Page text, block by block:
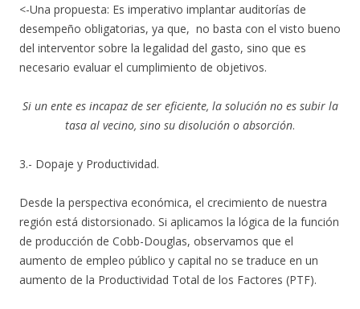
<-Una propuesta: Es imperativo implantar auditorías de
desempeño obligatorias, ya que, no basta con el visto bueno
del interventor sobre la legalidad del gasto, sino que es
necesario evaluar el cumplimiento de objetivos.
Si un ente es incapaz de ser eficiente, la solución no es subir la
tasa al vecino, sino su disolución o absorción.
3.- Dopaje y Productividad.
Desde la perspectiva económica, el crecimiento de nuestra
región está distorsionado. Si aplicamos la lógica de la función
de producción de Cobb-Douglas, observamos que el
aumento de empleo público y capital no se traduce en un
aumento de la Productividad Total de los Factores (PTF).